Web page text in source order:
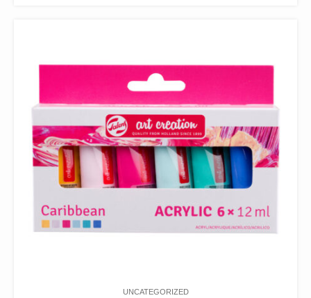
UNCATEGORIZED